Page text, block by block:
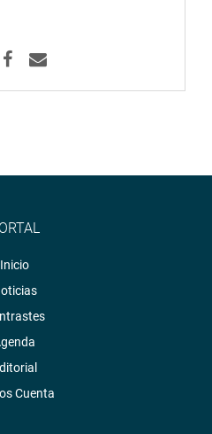
Inicio
Cuenta